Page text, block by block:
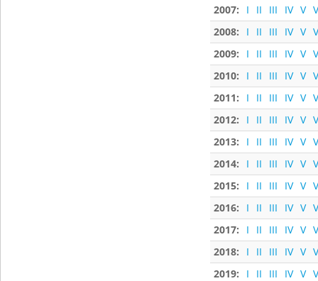
2007:
I II III IV V
2008:
I II III IV V
2009:
I II III IV V
2010:
I II III IV V
2011:
I II III IV V
2012:
I II III IV V
2013:
I II III IV V
2014:
I II III IV V
2015:
I II III IV V
2016:
I II III IV V
2017:
I II III IV V
2018:
I II III IV V
2019:
I II III IV V